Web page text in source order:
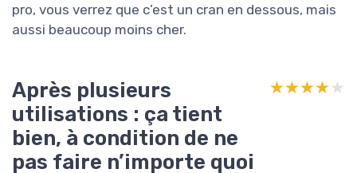
pro, vous verrez que c’est un cran en dessous, mais
aussi beaucoup moins cher.
Après plusieurs
utilisations : ça tient
bien, à condition de ne
pas faire n’importe quoi
★★★★★
★★★★★